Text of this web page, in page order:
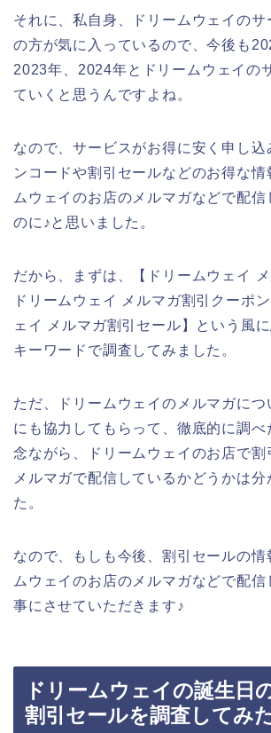
それに、私自身、ドリームウェイのサ
の方が気に入っているので、今後も
2023年、2024年とドリームウェイの
ていくと思うんですよね。
なので、サービスがお得に安く申し込
ンコードや割引セールなどのお得な情
ムウェイのお店のメルマガなどで配信
のに♪と思いました。
だから、まずは、【ドリームウェイ
ドリームウェイ メルマガ割引クーポ
ェイ メルマガ割引セール】という風
キーワードで調査してみました。
ただ、ドリームウェイのメルマガにつ
にも協力してもらって、徹底的に調べ
念ながら、ドリームウェイのお店で割
メルマガで配信しているかどうかは分
た。
なので、もしも今後、割引セールの情
ムウェイのお店のメルマガなどで配信
事にさせていただきます♪
ドリームウェイの誕生日
割引セールを調査してみ